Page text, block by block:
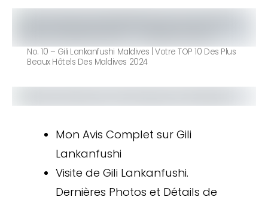
No. 10 – Gili Lankanfushi Maldives | Votre TOP 10 Des Plus
Beaux Hôtels Des Maldives 2024
Mon Avis Complet sur Gili
Lankanfushi
Visite de Gili Lankanfushi.
Dernières Photos et Détails de